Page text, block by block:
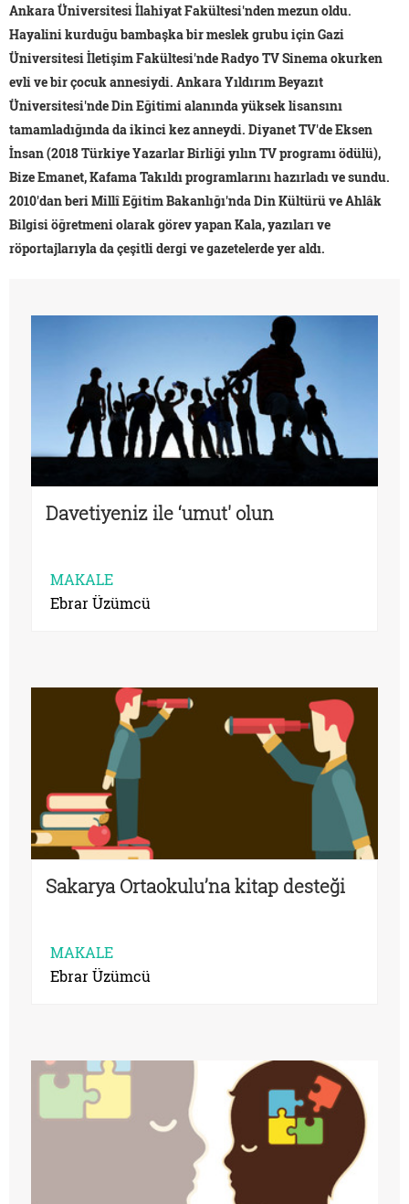
Ankara Üniversitesi İlahiyat Fakültesi'nden mezun oldu.
Hayalini kurduğu bambaşka bir meslek grubu için Gazi
Üniversitesi İletişim Fakültesi'nde Radyo TV Sinema okurken
evli ve bir çocuk annesiydi. Ankara Yıldırım Beyazıt
Üniversitesi'nde Din Eğitimi alanında yüksek lisansını
tamamladığında da ikinci kez anneydi. Diyanet TV'de Eksen
İnsan (2018 Türkiye Yazarlar Birliği yılın TV programı ödülü),
Bize Emanet, Kafama Takıldı programlarını hazırladı ve sundu.
2010'dan beri Millî Eğitim Bakanlığı'nda Din Kültürü ve Ahlâk
Bilgisi öğretmeni olarak görev yapan Kala, yazıları ve
röportajlarıyla da çeşitli dergi ve gazetelerde yer aldı.
Davetiyeniz ile ‘umut' olun
MAKALE
Ebrar Üzümcü
Sakarya Ortaokulu’na kitap desteği
MAKALE
Ebrar Üzümcü